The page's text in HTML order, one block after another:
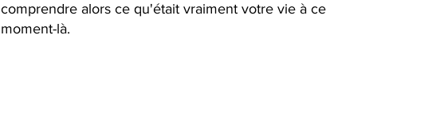
comprendre alors ce qu'était vraiment votre vie à ce
moment-là.